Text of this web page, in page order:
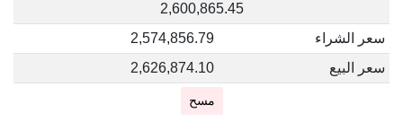
2,600,865.45
سعر الشراء
2,574,856.79
سعر البيع
2,626,874.10
مسح